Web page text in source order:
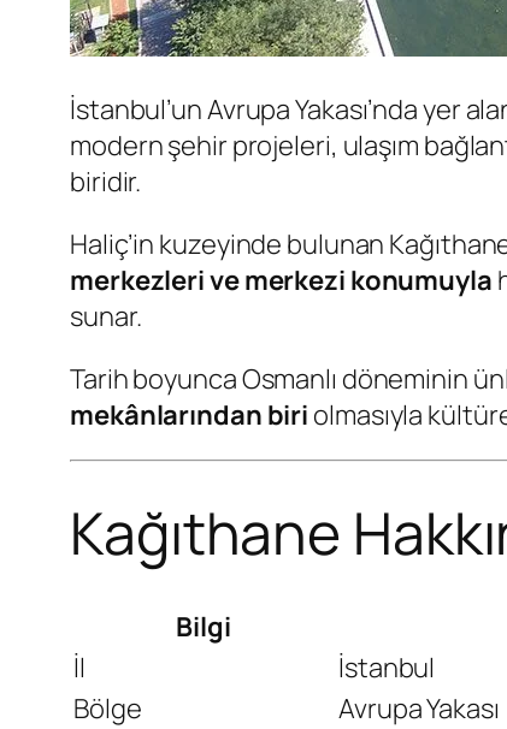
İstanbul’un Avrupa Yakası’nda yer
modern şehir projeleri, ulaşım
biridir.
Haliç’in kuzeyinde bulunan
merkezleri ve merkezi konumuyla
sunar.
Tarih boyunca Osmanlı döneminin
mekânlarından biri olmasıyla
Kağıthane
Bilgi
İl
İstanbul
Bölge
Avrupa Yakası